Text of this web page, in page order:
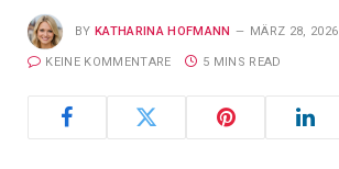
BY KATHARINA HOFMANN MÄRZ 28, 2026
KEINE KOMMENTARE 5 MINS READ